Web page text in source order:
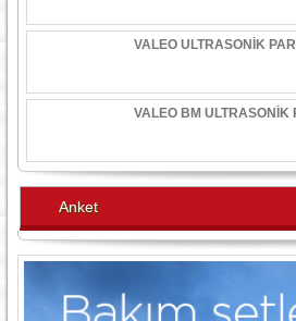
VALEO ULTRASONİK
VALEO BM ULTRASONİK
Anket